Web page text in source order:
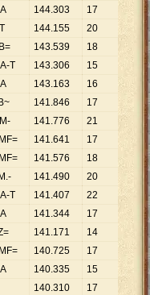
144.303 17 8.
488
144.155 20 7
208
143.539 18
974
T 143.306 15 .
554
143.163 16
948
141.846 17
344
141.776 21
751
141.641 17 .
141.576 18
865
141.490 20 . 075
T 141.407 22 6
428
141.344 17 8
314
141.171 14
140.725 17 8.
278
140.335 15 9
356
140.310 17
254